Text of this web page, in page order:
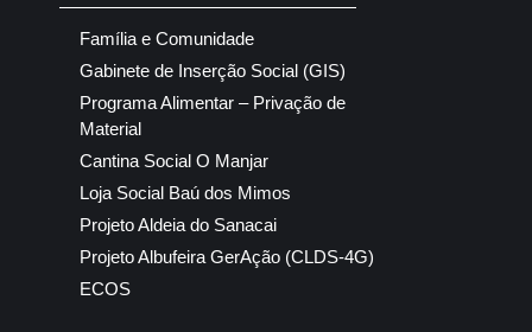
Família e Comunidade
Gabinete de Inserção Social (GIS)
Programa Alimentar – Privação de
Material
Cantina Social O Manjar
Loja Social Baú dos Mimos
Projeto Aldeia do Sanacai
Projeto Albufeira GerAção (CLDS-4G)
ECOS